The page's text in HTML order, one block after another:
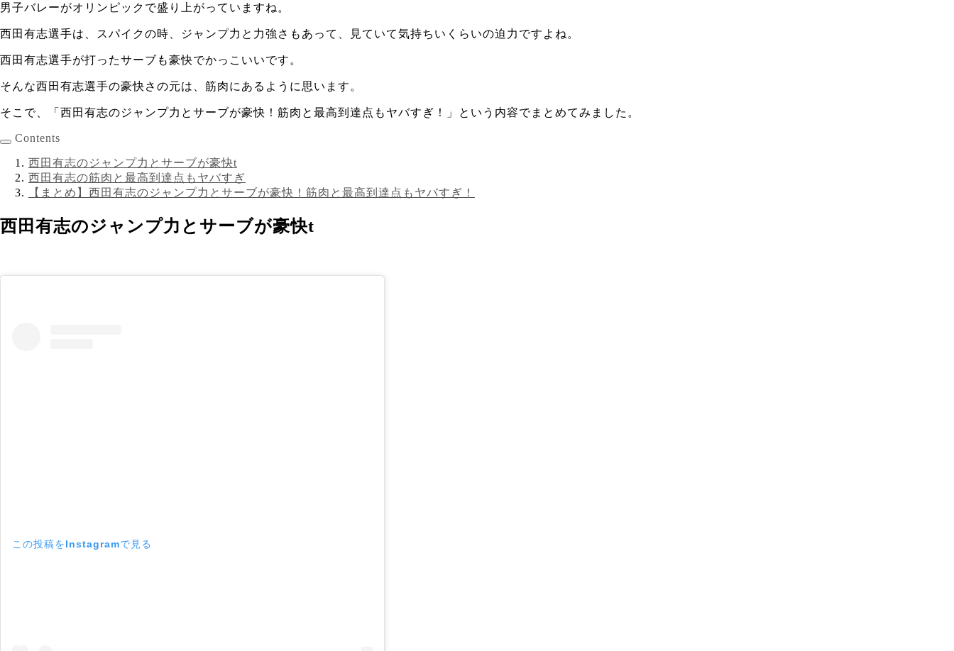
男子バレーがオリンピックで盛り上がっていますね。
西田有志選手は、 スパイクの時、ジャンプ力と力強さ もあって、見ていて気持ちいくらいの迫力ですよね。
西田有志選手が打ったサーブも豪快でかっこいいです。
そんな西田有志選手の豪快さの元は、筋肉にあるように思います。
そこで、「西田有志のジャンプ力とサーブが豪快！筋肉と最高到達点もヤバすぎ！」という内容でまとめてみました。
Contents
西田有志のジャンプ力とサーブが豪快t
西田有志の筋肉と最高到達点もヤバすぎ
【まとめ】西田有志のジャンプ力とサーブが豪快！筋肉と最高到達点もヤバすぎ！
西田有志のジャンプ力とサーブが豪快t
この投稿をInstagramで見る